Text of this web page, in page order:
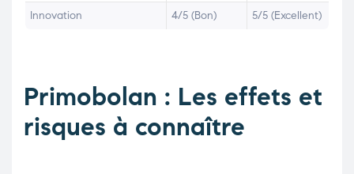
Innovation 4/5 (Bon) 5/5 (Excellent)
Primobolan : Les effets et
risques à connaître